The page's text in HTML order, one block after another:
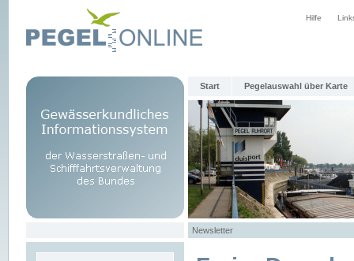
Hilfe
Start Pegelauswahl über Karte
Newsletter